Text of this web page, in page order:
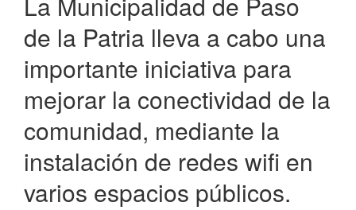
de la Patria lleva a cabo una
importante iniciativa para
mejorar la conectividad de la
comunidad, mediante la
instalación de redes wifi en
varios espacios públicos.